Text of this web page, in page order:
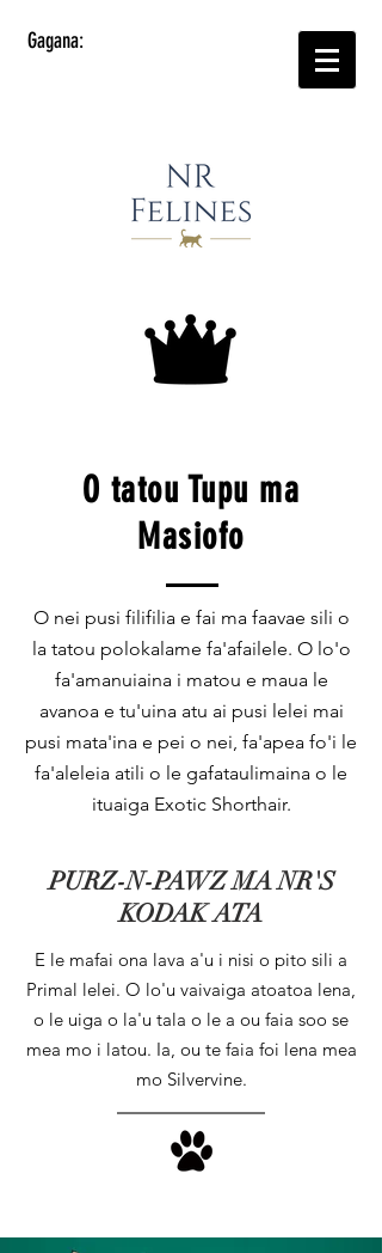
Gagana:
O tatou Tupu ma
Masiofo
O nei pusi filifilia e fai ma faavae sili o
la tatou polokalame fa'afailele. O lo'o
fa'amanuiaina i matou e maua le
avanoa e tu'uina atu ai pusi lelei mai
pusi mata'ina e pei o nei, fa'apea fo'i le
fa'aleleia atili o le gafataulimaina o le
ituaiga Exotic Shorthair.
PURZ-N-PAWZ MA NR'S
KODAK ATA
E le mafai ona lava a'u i nisi o pito sili a
Primal lelei. O lo'u vaivaiga atoatoa lena,
o le uiga o la'u tala o le a ou faia soo se
mea mo i latou. Ia, ou te faia foi lena mea
mo Silvervine.